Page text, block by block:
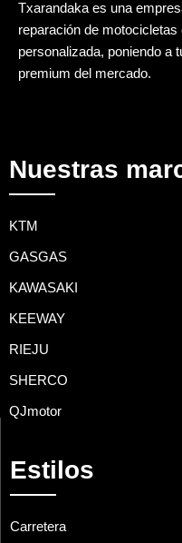
Txarandaka es una
reparación de
personalizada, poniendo a
premium del mercado.
Nuestras
KTM
GASGAS
KAWASAKI
KEEWAY
RIEJU
SHERCO
QJmotor
Estilos
Carretera